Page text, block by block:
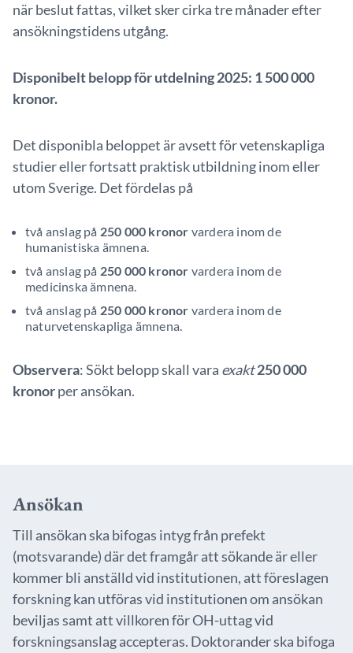
när beslut fattas, vilket sker cirka tre månader efter
ansökningstidens utgång.
Disponibelt belopp för utdelning 2025: 1 500 000
kronor.
Det disponibla beloppet är avsett för vetenskapliga
studier eller fortsatt praktisk utbildning inom eller
utom Sverige. Det fördelas på
två anslag på 250 000 kronor vardera inom de
humanistiska ämnena.
två anslag på 250 000 kronor vardera inom de
medicinskaämnena.
två anslag på 250 000 kronor vardera inom de
naturvetenskapliga ämnena.
Observera: Sökt belopp skall vara exakt250 000
kronorper ansökan.
Ansökan
Till ansökan ska bifogas intyg från prefekt
(motsvarande) där det framgår att sökande är eller
kommer bli anställd vid institutionen, att föreslagen
forskning kan utföras vid institutionen om ansökan
beviljas samt att villkoren för OH-uttag vid
forskningsanslag accepteras. Doktorander ska bifoga